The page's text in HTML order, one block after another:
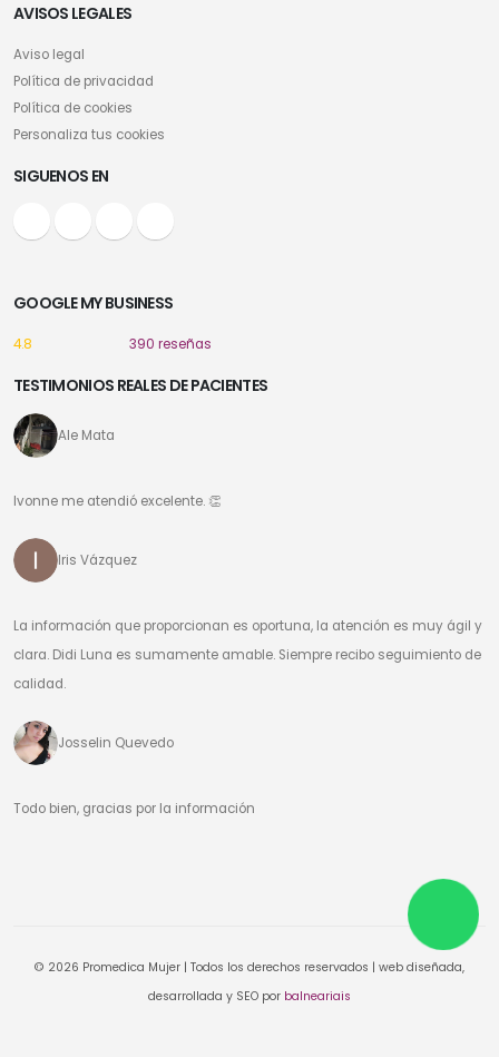
AVISOS LEGALES
Aviso legal
Política de privacidad
Política de cookies
Personaliza tus cookies
SIGUENOS EN
GOOGLE MY BUSINESS
4.8 390 reseñas
TESTIMONIOS REALES DE PACIENTES
Ale Mata
Ivonne me atendió excelente. 👏
Iris Vázquez
La información que proporcionan es oportuna, la atención es muy ágil y
clara. Didi Luna es sumamente amable. Siempre recibo seguimiento de
calidad.
Josselin Quevedo
Todo bien, gracias por la información
© 2026 Promedica Mujer | Todos los derechos reservados | web diseñada,
desarrollada y SEO por balneariais